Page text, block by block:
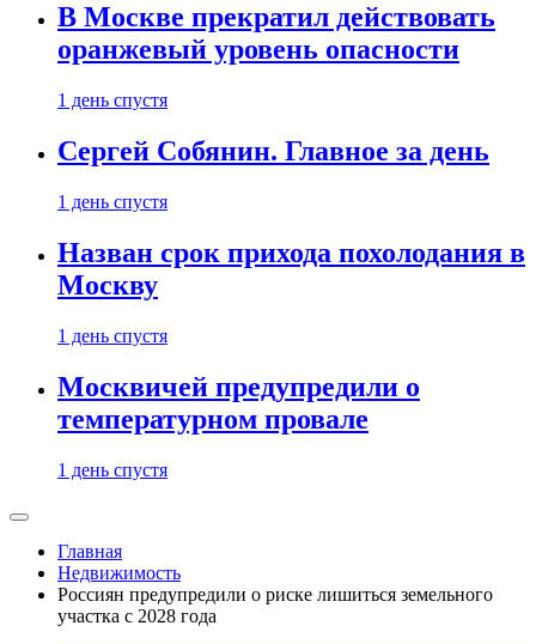
В Москве прекратил действовать
оранжевый уровень опасности
1 день спустя
Сергей Собянин. Главное за день
1 день спустя
Назван срок прихода похолодания в
Москву
1 день спустя
Москвичей предупредили о
температурном провале
1 день спустя
Главная
Недвижимость
Россиян предупредили о риске лишиться земельного
участка с 2028 года